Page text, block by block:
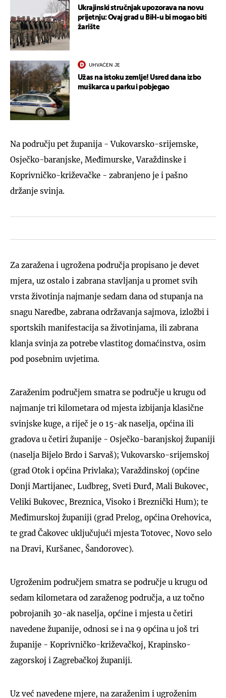
Ukrajinski stručnjak upozorava na novu
prijetnju: Ovaj grad u BiH-u bi mogao biti
žarište
UHVAĆEN JE
Užas na istoku zemlje! Usred dana izbo
muškarca u parku i pobjegao
Na području pet županija - Vukovarsko-srijemske,
Osječko-baranjske, Međimurske, Varaždinske i
Koprivničko-križevačke - zabranjeno je i pašno
držanje svinja.
Za zaražena i ugrožena područja propisano je devet
mjera, uz ostalo i zabrana stavljanja u promet svih
vrsta životinja najmanje sedam dana od stupanja na
snagu Naredbe, zabrana održavanja sajmova, izložbi i
sportskih manifestacija sa životinjama, ili zabrana
klanja svinja za potrebe vlastitog domaćinstva, osim
pod posebnim uvjetima.
Zaraženim područjem smatra se područje u krugu od
najmanje tri kilometara od mjesta izbijanja klasične
svinjske kuge, a riječ je o 15-ak naselja, općina ili
gradova u četiri županije - Osječko-baranjskoj županiji
(naselja Bijelo Brdo i Sarvaš); Vukovarsko-srijemskoj
(grad Otok i općina Privlaka); Varaždinskoj (općine
Donji Martijanec, Ludbreg, Sveti Đurđ, Mali Bukovec,
Veliki Bukovec, Breznica, Visoko i Breznički Hum); te
Međimurskoj županiji (grad Prelog, općina Orehovica,
te grad Čakovec uključujući mjesta Totovec, Novo selo
na Dravi, Kuršanec, Šandorovec).
Ugroženim područjem smatra se područje u krugu od
sedam kilometara od zaraženog područja, a uz točno
pobrojanih 30-ak naselja, općine i mjesta u četiri
navedene županije, odnosi se i na 9 općina u još tri
županije - Koprivničko-križevačkoj, Krapinsko-
zagorskoj i Zagrebačkoj županiji.
Uz već navedene mjere, na zaraženim i ugroženim